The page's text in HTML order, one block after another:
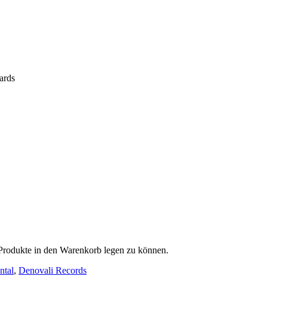
in den Warenkorb legen zu können.
, Denovali Records